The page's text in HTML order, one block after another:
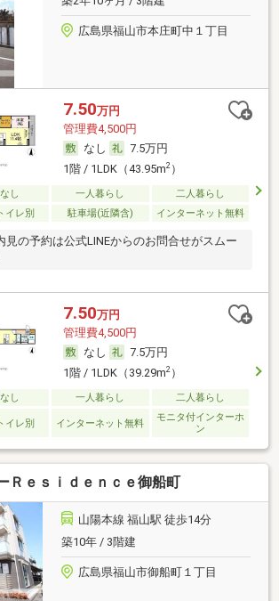
広島県福山市本庄町中１丁目
7.50万円
管理費4,500円
なし
7.5万円
1階 / 1LDK（43.95m2）
し 一人暮らし
二人暮らし
イレ別
駐車場(近隣含) インターネット無料
見の予約は公式LINEからのお問合せがスムー
7.50万円
管理費4,500円
なし
7.5万円
1階 / 1LDK（39.29m2）
し 一人暮らし 二人暮らし
イレ別 インターネット無料
モニタ付インターホ
ン
Ｒｅｓｉｄｅｎｃｅ御船町
山陽本線 福山駅 徒歩14分
築10年 / 3階建
広島県福山市御船町１丁目